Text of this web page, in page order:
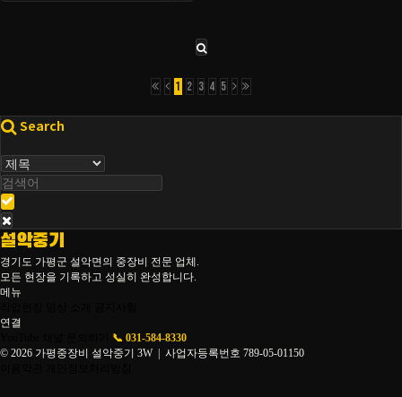
1 2 3 4 5
Search
설악중기
경기도 가평군 설악면의 중장비 전문 업체.
모든 현장을 기록하고 성실히 완성합니다.
메뉴
연결
📞 031-584-8330
© 2026 가평중장비 설악중기 3W | 사업자등록번호 789-05-01150